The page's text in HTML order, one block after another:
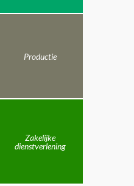
Productie
Zakelijke
dienstverlening